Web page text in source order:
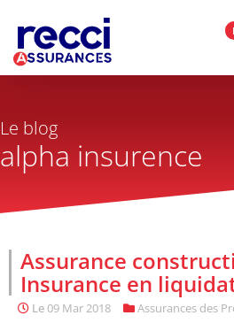
Le blog
alpha insurence
Assurance
Insurance en
Le09 Mar 2018 Assurances des